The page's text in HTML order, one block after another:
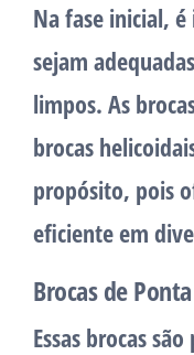
Na fase inicial,
sejam
limpos. As
brocas
propósito, pois
eficiente em
Brocas de
Essas brocas